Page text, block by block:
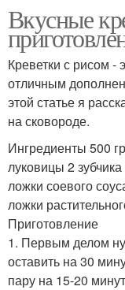
Вкусные
Креветки с рисом -
отличным
этой статье я
на сковороде.
Ингредиенты 500
луковицы 2
ложки соевого
ложки
Приготовление
1. Первым делом
оставить на 30
пару на 15-20